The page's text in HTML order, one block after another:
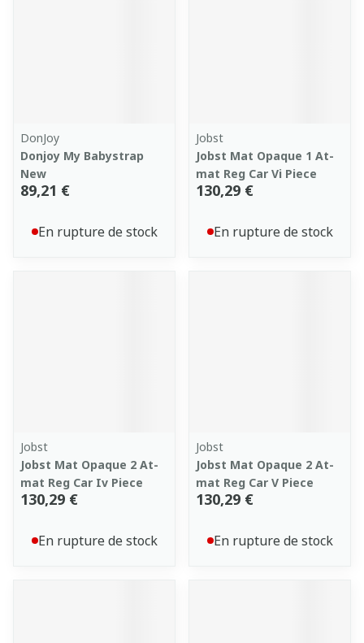
DonJoy
Donjoy My Babystrap
New
89,21 €
En rupture de stock
Jobst
Jobst Mat Opaque 1 At-
mat Reg Car Vi Piece
130,29 €
En rupture de stock
Jobst
Jobst Mat Opaque 2 At-
mat Reg Car Iv Piece
130,29 €
En rupture de stock
Jobst
Jobst Mat Opaque 2 At-
mat Reg Car V Piece
130,29 €
En rupture de stock